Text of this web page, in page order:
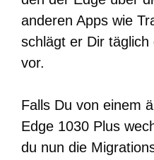
anderen Apps wie
schlägt er Dir täglich
vor.
Falls Du von einem
Edge 1030 Plus
du nun die